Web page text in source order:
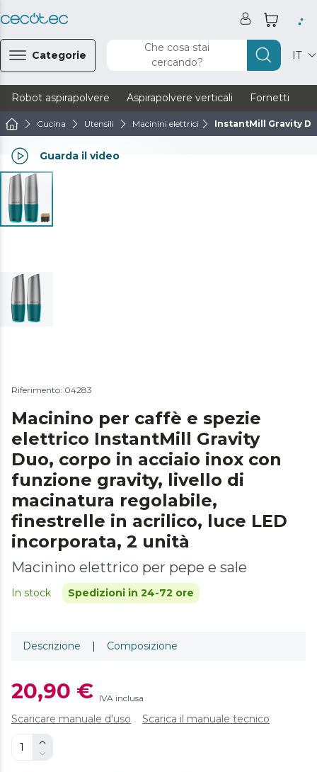
Categorie
Che cosa stai
cercando?
IT
Robot aspirapolvere Aspirapolvere verticali Fornetti
Cucina Utensili Macinini elettrici InstantMill Gravity
Guarda il video
Riferimento: 04283
Macinino per caffè e spezie
elettrico InstantMill Gravity
Duo, corpo in acciaio inox con
funzione gravity, livello di
macinatura regolabile,
finestrelle in acrilico, luce LED
incorporata, 2 unità
Macinino elettrico per pepe e sale
In stock Spedizioni in 24-72 ore
Descrizione Composizione
20,90 € IVA inclusa
Scaricare manuale d'uso Scarica il manuale tecnico